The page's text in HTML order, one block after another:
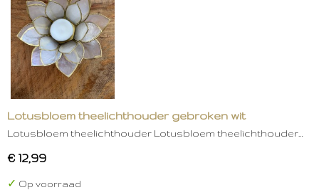
Lotusbloem theelichthouder gebroken wit
Lotusbloem theelichthouder Lotusbloem theelichthouder…
€ 12,99
✓ Op voorraad